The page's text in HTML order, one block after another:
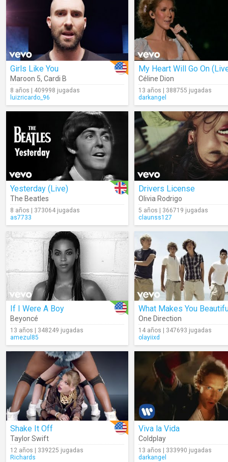
Girls Like You
Maroon 5, Cardi B
8 años | 409998 jugadas
luizricardo_96
My Heart Will Go On
Céline Dion
13 años | 388755 jugadas
darkangel
Yesterday (Live)
The Beatles
8 años | 373064 jugadas
as7733
Drivers License
Olivia Rodrigo
5 años | 366719 jugadas
claunss127
If I Were A Boy
Beyoncé
13 años | 348249 jugadas
amezul85
What Makes You
One Direction
14 años | 347693 jugadas
olayiixd
Shake It Off
Taylor Swift
12 años | 339225 jugadas
Richards
Viva la Vida
Coldplay
13 años | 333990 jugadas
darkangel